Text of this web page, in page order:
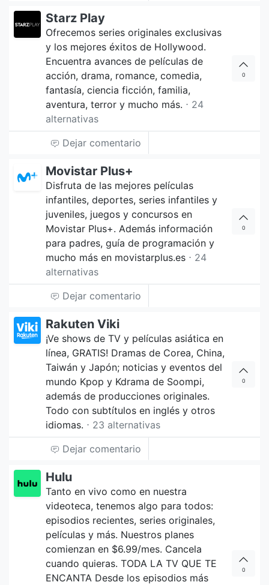
Starz Play
Ofrecemos series originales exclusivas
y los mejores éxitos de Hollywood.
Encuentra avances de películas de
acción, drama, romance, comedia,
fantasía, ciencia ficción, familia,
aventura, terror y mucho más. ⋅ 24
alternativas
0
Dejar comentario
Movistar Plus+
Disfruta de las mejores películas
infantiles, deportes, series infantiles y
juveniles, juegos y concursos en
Movistar Plus+. Además información
para padres, guía de programación y
mucho más en movistarplus.es ⋅ 24
alternativas
0
Dejar comentario
Rakuten Viki
¡Ve shows de TV y películas asiática en
línea, GRATIS! Dramas de Corea, China,
Taiwán y Japón; noticias y eventos del
mundo Kpop y Kdrama de Soompi,
además de producciones originales.
Todo con subtítulos en inglés y otros
idiomas. ⋅ 23 alternativas
0
Dejar comentario
Hulu
Tanto en vivo como en nuestra
videoteca, tenemos algo para todos:
episodios recientes, series originales,
películas y más. Nuestros planes
comienzan en $6.99/mes. Cancela
cuando quieras. TODA LA TV QUE TE
ENCANTA Desde los episodios más
0